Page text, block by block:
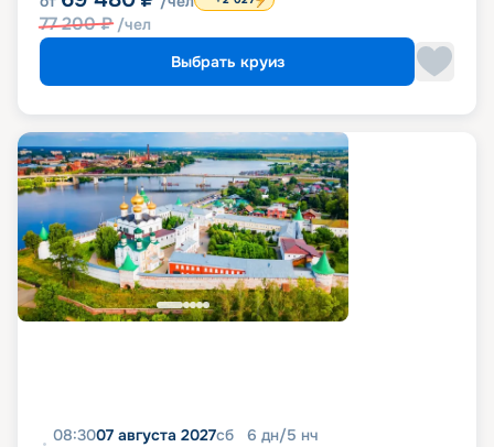
77 200₽ /чел
Выбрать круиз
08:3007 августа 2027сб 6 дн/5 нч